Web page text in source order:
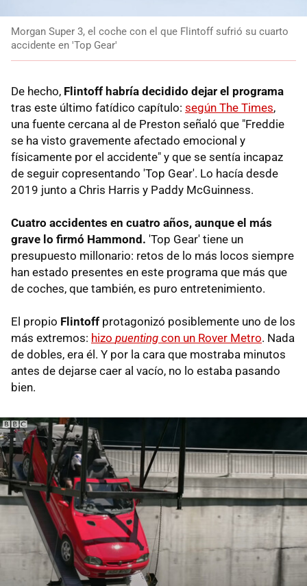
Morgan Super 3, el coche con el que Flintoff sufrió su cuarto
accidente en 'Top Gear'
De hecho, Flintoff habría decidido dejar el programa
tras este último fatídico capítulo: según The Times,
una fuente cercana al de Preston señaló que "Freddie
se ha visto gravemente afectado emocional y
físicamente por el accidente" y que se sentía incapaz
de seguir copresentando 'Top Gear'. Lo hacía desde
2019 junto a Chris Harris y Paddy McGuinness.
Cuatro accidentes en cuatro años, aunque el más
grave lo firmó Hammond. 'Top Gear' tiene un
presupuesto millonario: retos de lo más locos siempre
han estado presentes en este programa que más que
de coches, que también, es puro entretenimiento.
El propio Flintoff protagonizó posiblemente uno de los
más extremos: hizo puenting con un Rover Metro. Nada
de dobles, era él. Y por la cara que mostraba minutos
antes de dejarse caer al vacío, no lo estaba pasando
bien.